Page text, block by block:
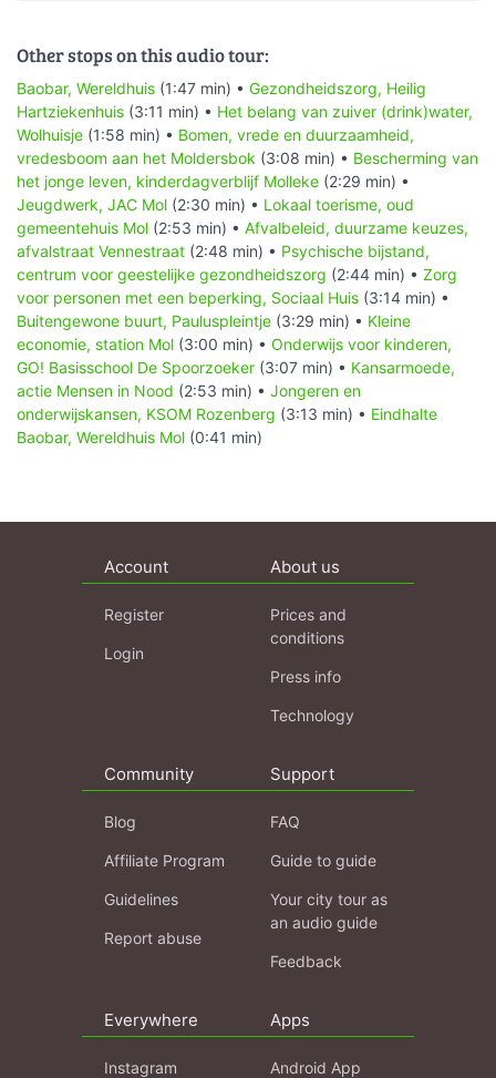
Other stops on this audio tour:
Baobar, Wereldhuis (1:47 min) • Gezondheidszorg, Heilig
Hartziekenhuis (3:11 min) • Het belang van zuiver (drink)water,
Wolhuisje (1:58 min) • Bomen, vrede en duurzaamheid,
vredesboom aan het Moldersbok (3:08 min) • Bescherming van
het jonge leven, kinderdagverblijf Molleke (2:29 min) •
Jeugdwerk, JAC Mol (2:30 min) • Lokaal toerisme, oud
gemeentehuis Mol (2:53 min) • Afvalbeleid, duurzame keuzes,
afvalstraat Vennestraat (2:48 min) • Psychische bijstand,
centrum voor geestelijke gezondheidszorg (2:44 min) • Zorg
voor personen met een beperking, Sociaal Huis (3:14 min) •
Buitengewone buurt, Pauluspleintje (3:29 min) • Kleine
economie, station Mol (3:00 min) • Onderwijs voor kinderen,
GO! Basisschool De Spoorzoeker (3:07 min) • Kansarmoede,
actie Mensen in Nood (2:53 min) • Jongeren en
onderwijskansen, KSOM Rozenberg (3:13 min) • Eindhalte
Baobar, Wereldhuis Mol (0:41 min)
Account
Register
Login
About us
Prices and
conditions
Press info
Technology
Community
Blog
Affiliate Program
Guidelines
Report abuse
Support
FAQ
Guide to guide
Your city tour as
an audio guide
Feedback
Everywhere
Instagram
Apps
Android App